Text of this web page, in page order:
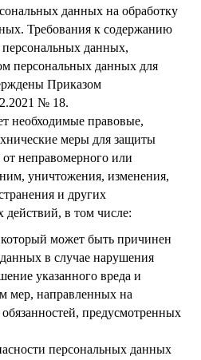
данных на обработку
Требования к содержанию
персональных данных,
персональных данных для
Приказом
№ 18.
необходимые правовые,
меры для защиты
неправомерного или
уничтожения, изменения,
и других
в том числе:
может быть причинен
в случае нарушения
указанного вреда и
мер, направленных на
предусмотренных
персональных данных